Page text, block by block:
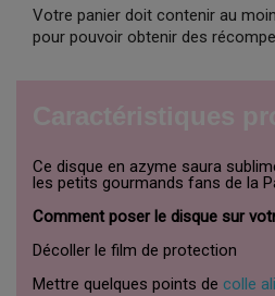
Votre panier doit contenir au
pour pouvoir obtenir des
Ce disque en azyme saura
les petits gourmands fans de la
Comment poser le disque sur
Décoller le film de protection
Mettre quelques points de colle